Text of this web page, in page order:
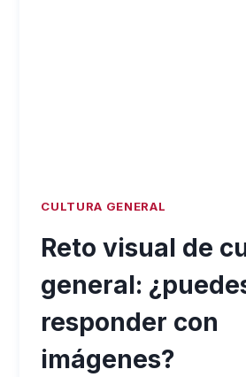
CULTURA GENERAL
Reto visual de
general:
responder con
imágenes?